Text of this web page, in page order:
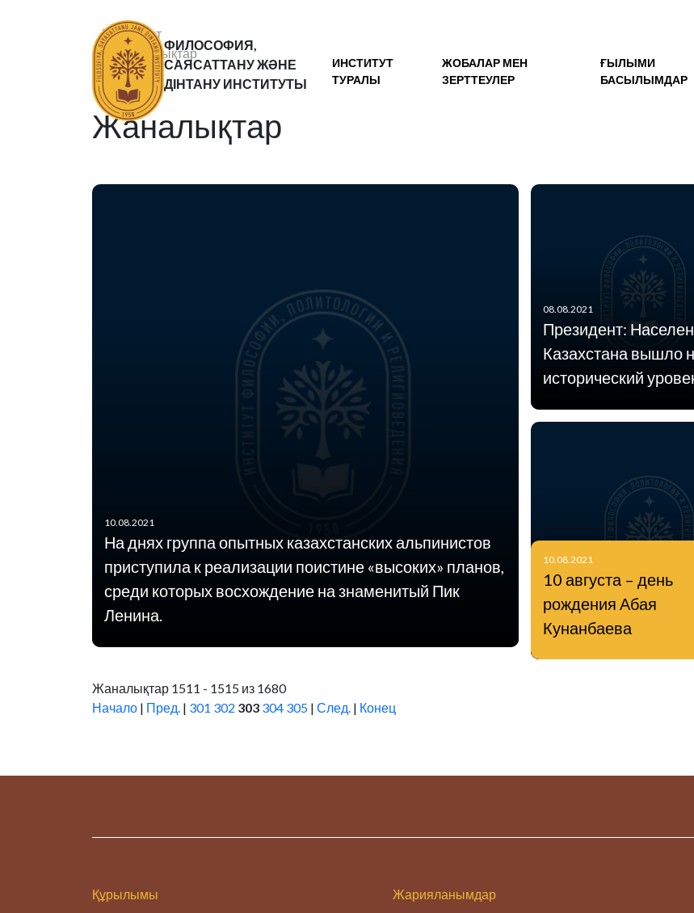
ФИЛОСОФИЯ,
САЯСАТТАНУ ЖӘНЕ
ДІНТАНУ ИНСТИТУТЫ
ИНСТИТУТ
ТУРАЛЫ
ЖОБАЛАР МЕН
ЗЕРТТЕУЛЕР
ҒЫЛЫМИ
БАСЫЛЫМДАР
Басты бет
Жаналықтар
Статьи
Жаналықтар
10.08.2021
На днях группа опытных казахстанских альпинистов
приступила к реализации поистине «высоких» планов,
среди которых восхождение на знаменитый Пик
Ленина.
10.08.2021
10 августа – день
рождения Абая
Кунанбаева
08.08.2021
Президент:
Казахстана вышло
исторический
Жаналықтар 1511 - 1515 из 1680
Начало | Пред. | 301 302 303 304 305 | След. | Конец
Құрылымы Жарияланымдар